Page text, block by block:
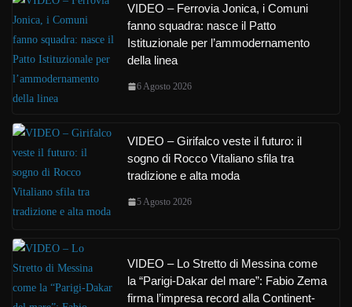
VIDEO – Ferrovia Jonica, i Comuni
fanno squadra: nasce il Patto
Istituzionale per l’ammodernamento
della linea
6 Agosto 2026
VIDEO – Girifalco veste il futuro: il
sogno di Rocco Vitaliano sfila tra
tradizione e alta moda
5 Agosto 2026
VIDEO – Lo Stretto di Messina come
la “Parigi-Dakar del mare”: Fabio Zema
firma l’impresa record alla Continent-